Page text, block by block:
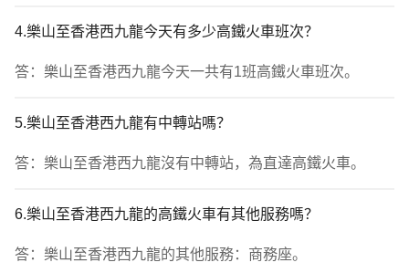
4.樂山至香港西九龍今天有多少高鐵火車班次？
答：樂山至香港西九龍今天一共有1班高鐵火車班次。
5.樂山至香港西九龍有中轉站嗎？
答：樂山至香港西九龍沒有中轉站，為直達高鐵火車。
6.樂山至香港西九龍的高鐵火車有其他服務嗎？
答：樂山至香港西九龍的其他服務：商務座。